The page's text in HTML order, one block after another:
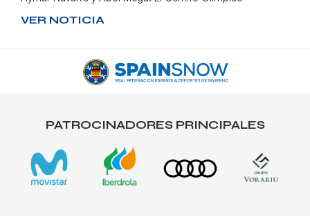
VER NOTICIA
PATROCINADORES PRINCIPALES